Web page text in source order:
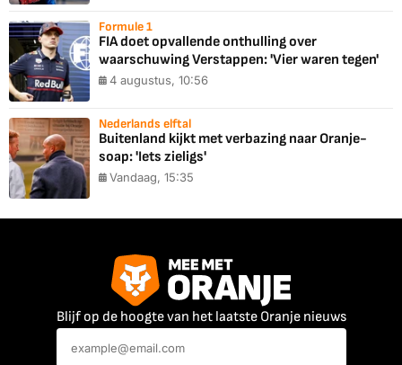
Formule 1
FIA doet opvallende onthulling over
waarschuwing Verstappen: 'Vier waren tegen'
4 augustus, 10:56
Nederlands elftal
Buitenland kijkt met verbazing naar Oranje-
soap: 'Iets zieligs'
Vandaag, 15:35
Blijf op de hoogte van het laatste Oranje nieuws